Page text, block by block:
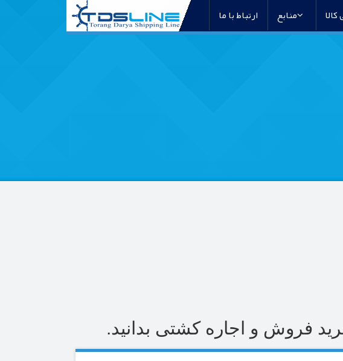
منابع ارتباط با ما
فروش و اجاره کشتی بدانید.